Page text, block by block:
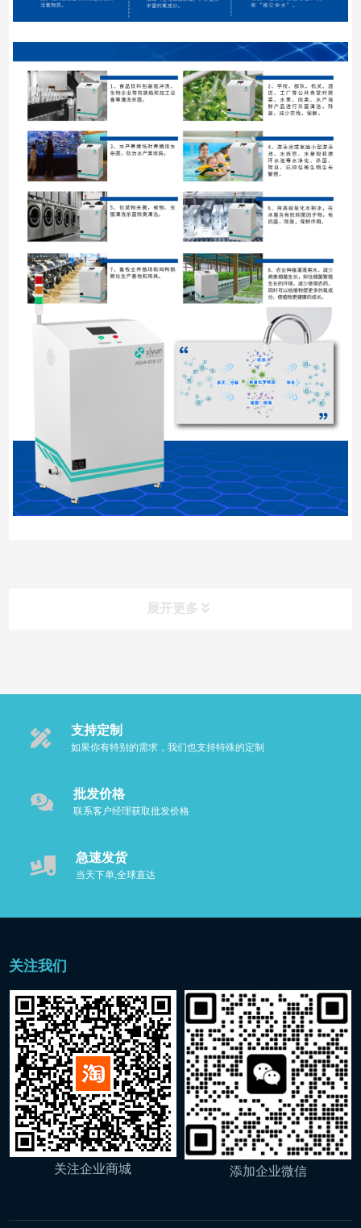
展开更多
产品类别 Product
口腔护理用品
电解臭氧漱口水杯
臭氧水洗假牙器
臭氧水洗假牙器
果蔬清洗机
商用设备
电解氧化离子水机
支持定制
如果你有特别的需求，我们也支持特殊的定制
批发价格
联系客户经理获取批发价格
急速发货
当天下单,全球直达
关注我们
关注企业商城 添加企业微信